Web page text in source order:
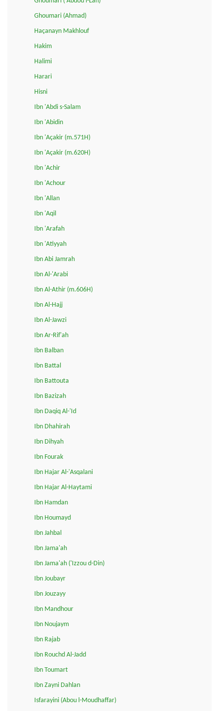
Ghoumari (Ahmad)
Haçanayn Makhlouf
Hakim
Halimi
Harari
Hisni
Ibn 'Abdi s-Salam
Ibn 'Abidin
Ibn 'Açakir (m.571H)
Ibn 'Açakir (m.620H)
Ibn 'Achir
Ibn 'Achour
Ibn 'Allan
Ibn 'Aqil
Ibn 'Arafah
Ibn 'Atiyyah
Ibn Abi Jamrah
Ibn Al-'Arabi
Ibn Al-Athir (m.606H)
Ibn Al-Hajj
Ibn Al-Jawzi
Ibn Ar-Rif'ah
Ibn Balban
Ibn Battal
Ibn Battouta
Ibn Bazizah
Ibn Daqiq Al-'Id
Ibn Dhahirah
Ibn Dihyah
Ibn Fourak
Ibn Hajar Al-'Asqalani
Ibn Hajar Al-Haytami
Ibn Hamdan
Ibn Houmayd
Ibn Jahbal
Ibn Jama'ah
Ibn Jama'ah ('Izzou d-Din)
Ibn Joubayr
Ibn Jouzayy
Ibn Mandhour
Ibn Noujaym
Ibn Rajab
Ibn Rouchd Al-Jadd
Ibn Toumart
Ibn Zayni Dahlan
Isfarayini (Abou l-Moudhaffar)